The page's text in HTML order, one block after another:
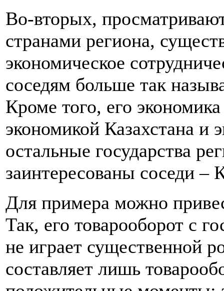
Во-вторых,
странами региона,
экономическое
соседям больше так
Кроме того, его
экономикой Казахстана и
остальные государства
заинтересованы соседи –
Для примера можно
Так, его товарооборот с
не играет существенной
составляет лишь